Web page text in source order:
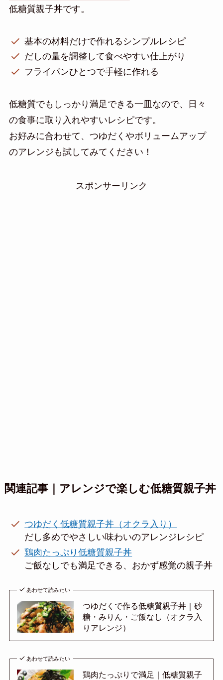
低糖質親子丼です。
基本の材料だけで作れるシンプルレシピ
だしの量を調整して食べやすい仕上がり
フライパンひとつで手軽に作れる
低糖質でもしっかり満足できる一皿なので、日々
の食事に取り入れやすいレシピです。
お好みに合わせて、つゆだくやボリュームアップ
のアレンジも試してみてください！
スポンサーリンク
関連記事｜アレンジで楽しむ低糖質親子丼
つゆだく低糖質親子丼（オクラ入り）
だし多めでやさしい味わいのアレンジレシピ
鶏肉たっぷり低糖質親子丼
ご飯なしでも満足できる、おかず感覚の親子丼
あわせて読みたい
つゆだくで作る低糖質親子丼｜砂
糖・みりん・ご飯なし（オクラ入
りアレンジ）
あわせて読みたい
鶏肉たっぷりで満足｜低糖質親子